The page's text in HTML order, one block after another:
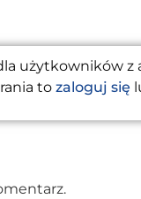
użytkowników z
to zaloguj się